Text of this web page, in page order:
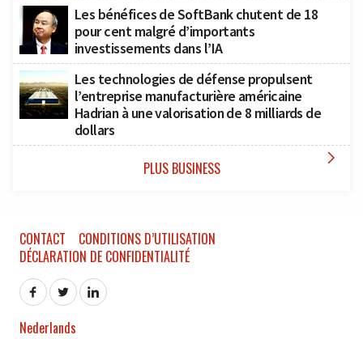
Les bénéfices de SoftBank chutent de 18
pour cent malgré d’importants
investissements dans l’IA
Les technologies de défense propulsent
l’entreprise manufacturière américaine
Hadrian à une valorisation de 8 milliards de
dollars
PLUS BUSINESS 
CONTACT
CONDITIONS D’UTILISATION
DÉCLARATION DE CONFIDENTIALITÉ
Nederlands